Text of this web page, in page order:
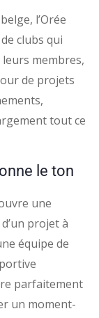
l’Orée
clubs qui
membres,
de projets
tout ce
le ton
une
projet à
équipe de
parfaitement
un moment-